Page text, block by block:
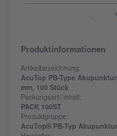
Produktinformationen
Artikelbezeichnung:
AcuTop PB-Type
mm, 100 Stück
Packungsart/-inhalt:
PACK 100ST
Produktgruppe:
AcuTop® PB-Typ